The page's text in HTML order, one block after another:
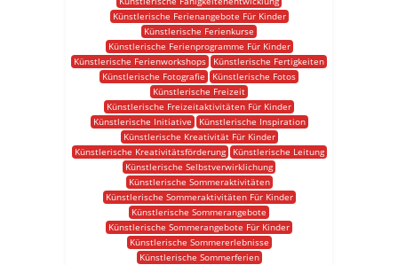
Künstlerische Ferienangebote Für Kinder
Künstlerische Ferienkurse
Künstlerische Ferienprogramme Für Kinder
Künstlerische Ferienworkshops
Künstlerische Fertigkeiten
Künstlerische Fotografie
Künstlerische Fotos
Künstlerische Freizeit
Künstlerische Freizeitaktivitäten Für Kinder
Künstlerische Initiative
Künstlerische Inspiration
Künstlerische Kreativität Für Kinder
Künstlerische Kreativitätsförderung
Künstlerische Leitung
Künstlerische Selbstverwirklichung
Künstlerische Sommeraktivitäten
Künstlerische Sommeraktivitäten Für Kinder
Künstlerische Sommerangebote
Künstlerische Sommerangebote Für Kinder
Künstlerische Sommererlebnisse
Künstlerische Sommerferien